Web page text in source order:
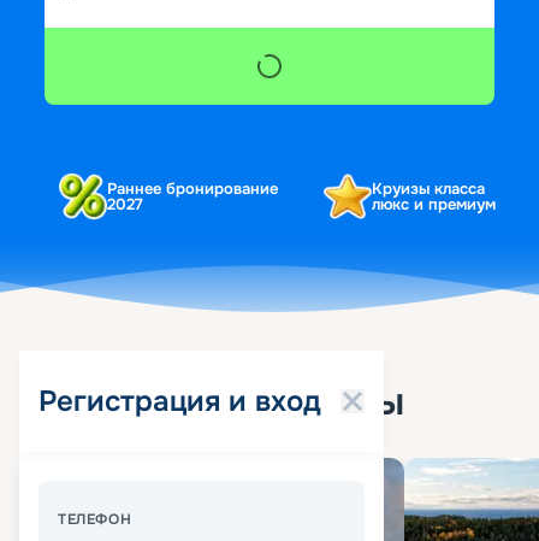
Раннее бронирование
2027
Круизы класса
люкс и премиум
Регистрация и вход
ТЕЛЕФОН
Популярные круизы